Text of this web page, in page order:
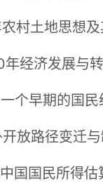
村土地思想
经济发展与
个早期的国
放路径变迁
国国民所得